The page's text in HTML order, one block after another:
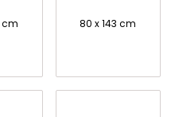
cm 80 x 143 cm